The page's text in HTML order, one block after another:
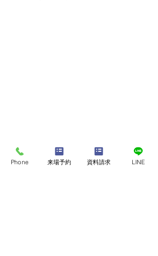
Phone 来場予約 資料請求 LINE